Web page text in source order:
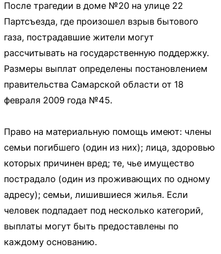
После трагедии в доме №20 на улице 22
Партсъезда, где произошел взрыв бытового
газа, пострадавшие жители могут
рассчитывать на государственную поддержку.
Размеры выплат определены постановлением
правительства Самарской области от 18
февраля 2009 года №45.
Право на материальную помощь имеют: члены
семьи погибшего (один из них); лица, здоровью
которых причинен вред; те, чье имущество
пострадало (один из проживающих по одному
адресу); семьи, лишившиеся жилья. Если
человек подпадает под несколько категорий,
выплаты могут быть предоставлены по
каждому основанию.